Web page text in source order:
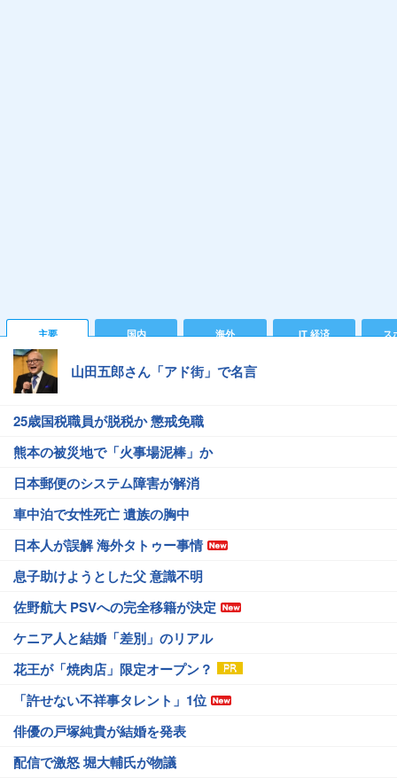
主要 国内 海外 IT 経済 ス
山田五郎さん「アド街」で名言
25歳国税職員が脱税か 懲戒免職
熊本の被災地で「火事場泥棒」か
日本郵便のシステム障害が解消
車中泊で女性死亡 遺族の胸中
日本人が誤解 海外タトゥー事情
息子助けようとした父 意識不明
佐野航大 PSVへの完全移籍が決定
ケニア人と結婚「差別」のリアル
花王が「焼肉店」限定オープン？
「許せない不祥事タレント」1位
俳優の戸塚純貴が結婚を発表
配信で激怒 堀大輔氏が物議